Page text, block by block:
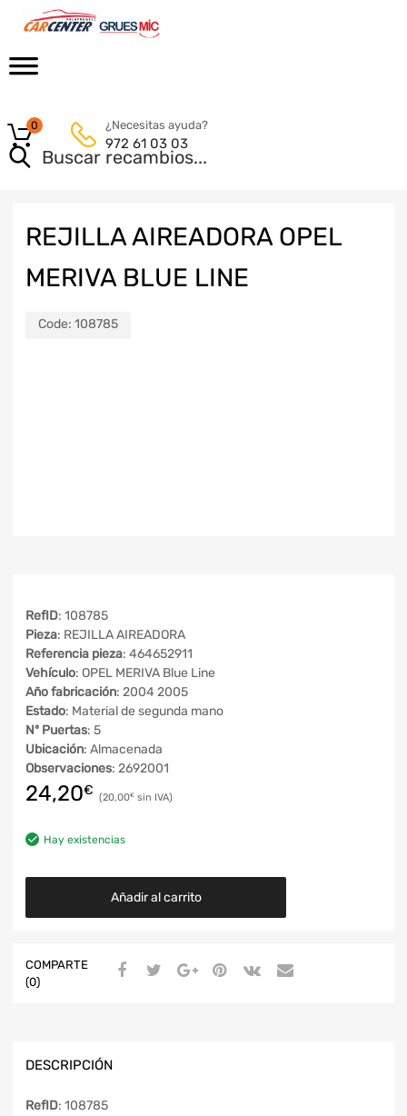
¿Necesitas ayuda?
972 61 03 03
0
REJILLA AIREADORA OPEL
MERIVA BLUE LINE
Code: 108785
RefID: 108785
Pieza: REJILLA AIREADORA
Referencia pieza: 464652911
Vehículo: OPEL MERIVA Blue Line
Año fabricación: 2004 2005
Estado: Material de segunda mano
Nº Puertas: 5
Ubicación: Almacenada
Observaciones: 2692001
24,20€ 20,00€
Hay existencias
Añadir al carrito
COMPARTE
(0)
DESCRIPCIÓN
RefID: 108785